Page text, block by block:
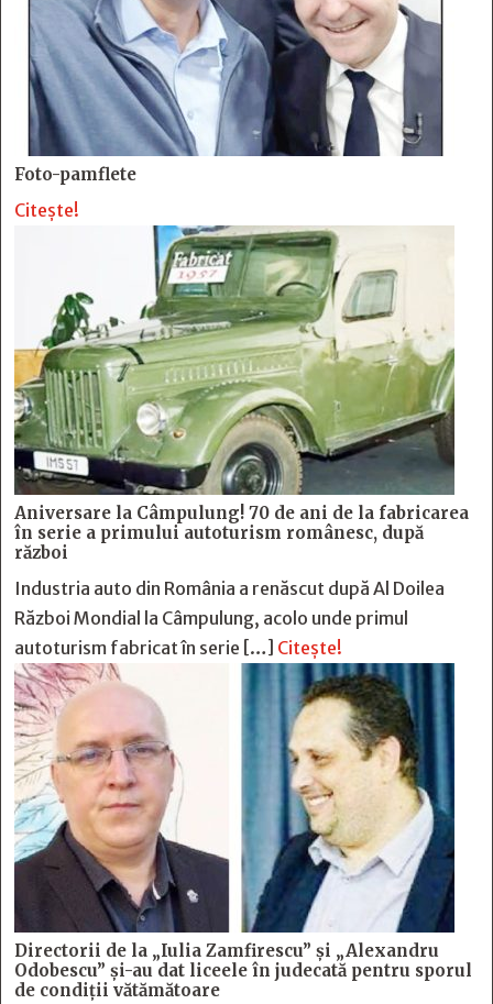
Foto-pamflete
Citește!
Aniversare la Câmpulung! 70 de ani de la fabricarea
în serie a primului autoturism românesc, după
război
Industria auto din România a renăscut după Al Doilea
Război Mondial la Câmpulung, acolo unde primul
autoturism fabricat în serie […] Citește!
Directorii de la „Iulia Zamfirescu” și „Alexandru
Odobescu” și-au dat liceele în judecată pentru sporul
de condiții vătămătoare